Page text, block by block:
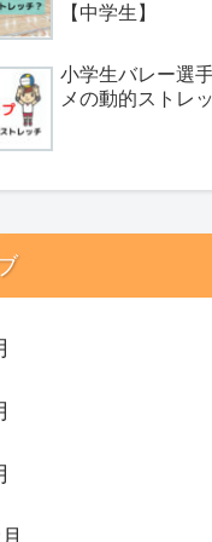
【中学生】
小学生バレー選
メの動的ストレ